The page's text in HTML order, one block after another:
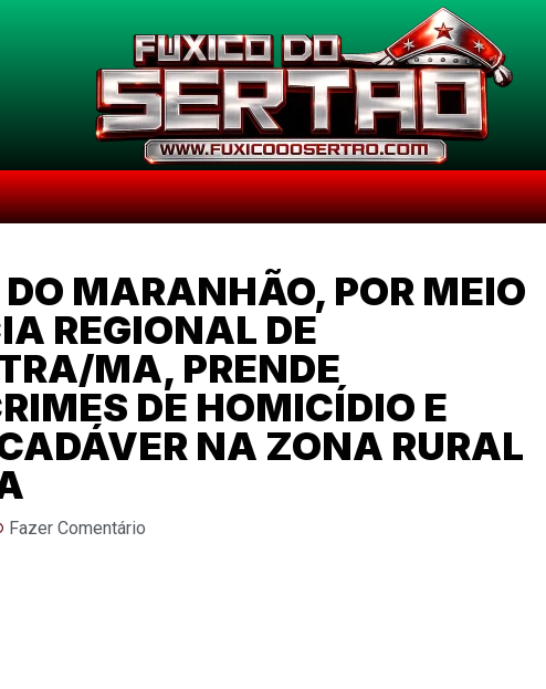
MARANHÃO, POR MEIO
REGIONAL DE
MA, PRENDE
DE HOMICÍDIO E
NA ZONA RURAL
Fazer Comentário